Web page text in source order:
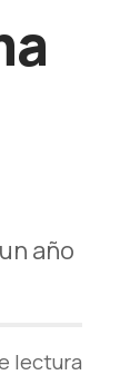
año
lectura